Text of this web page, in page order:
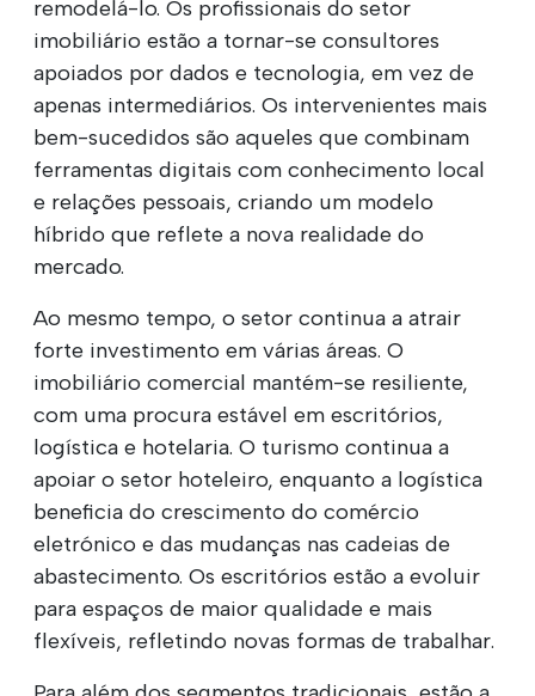
remodelá-lo. Os profissionais do setor
imobiliário estão a tornar-se consultores
apoiados por dados e tecnologia, em vez de
apenas intermediários. Os intervenientes mais
bem-sucedidos são aqueles que combinam
ferramentas digitais com conhecimento local
e relações pessoais, criando um modelo
híbrido que reflete a nova realidade do
mercado.
Ao mesmo tempo, o setor continua a atrair
forte investimento em várias áreas. O
imobiliário comercial mantém-se resiliente,
com uma procura estável em escritórios,
logística e hotelaria. O turismo continua a
apoiar o setor hoteleiro, enquanto a logística
beneficia do crescimento do comércio
eletrónico e das mudanças nas cadeias de
abastecimento. Os escritórios estão a evoluir
para espaços de maior qualidade e mais
flexíveis, refletindo novas formas de trabalhar.